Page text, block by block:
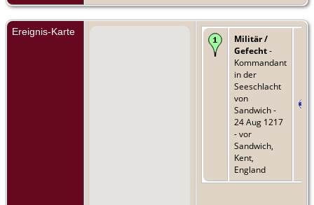
Ereignis-Karte
Militär /
Gefecht-
Kommandant
in der
Seeschlacht
von
Sandwich -
24 Aug 1217
- vor
Sandwich,
Kent,
England